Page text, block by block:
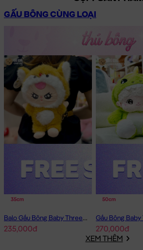
GẤU BÔNG CÙNG LOẠI
35cm
Balo Gấu Bông Baby Three cosplay Shiba
235,000đ
50cm
270,000đ
XEM THÊM